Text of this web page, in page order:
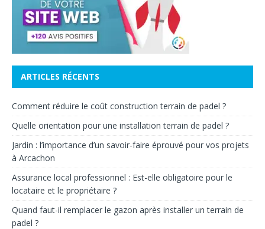
ARTICLES RÉCENTS
Comment réduire le coût construction terrain de padel ?
Quelle orientation pour une installation terrain de padel ?
Jardin : l’importance d’un savoir-faire éprouvé pour vos projets
à Arcachon
Assurance local professionnel : Est-elle obligatoire pour le
locataire et le propriétaire ?
Quand faut-il remplacer le gazon après installer un terrain de
padel ?